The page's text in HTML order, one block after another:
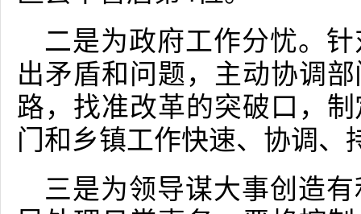
二是为政府工作分忧。
出矛盾和问题，主动协调
路，找准改革的突破口，
门和乡镇工作快速、协调、
三是为领导谋大事创造